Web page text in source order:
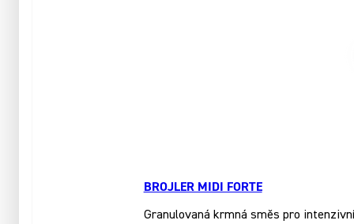
BROJLER MIDI FORTE
Granulovaná krmná směs pro